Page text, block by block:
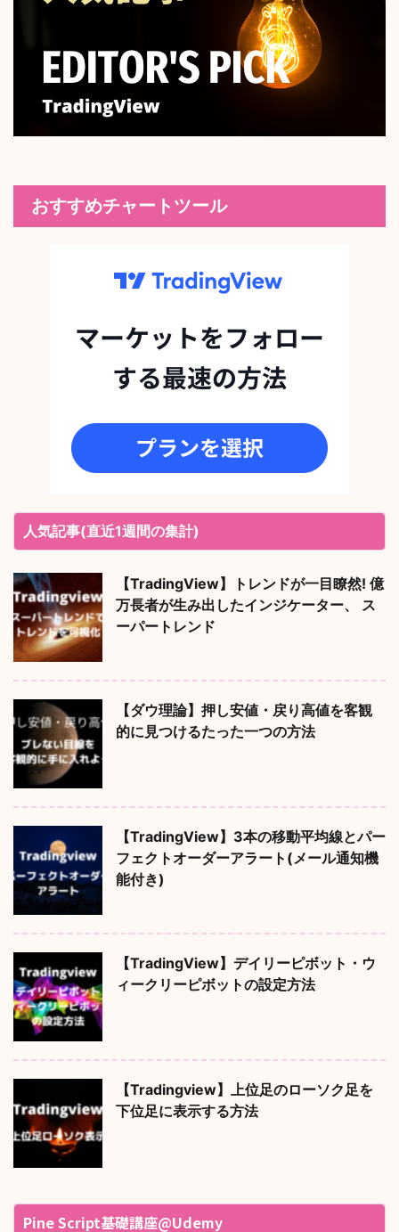
おすすめチャートツール
人気記事(直近1週間の集計)
【TradingView】トレンドが一目瞭然! 億
万長者が生み出したインジケーター、 ス
ーパートレンド
【ダウ理論】押し安値・戻り高値を客観
的に見つけるたった一つの方法
【TradingView】3本の移動平均線とパー
フェクトオーダーアラート(メール通知機
能付き)
【TradingView】デイリーピボット・ウ
ィークリーピボットの設定方法
【Tradingview】上位足のローソク足を
下位足に表示する方法
Pine Script基礎講座@Udemy